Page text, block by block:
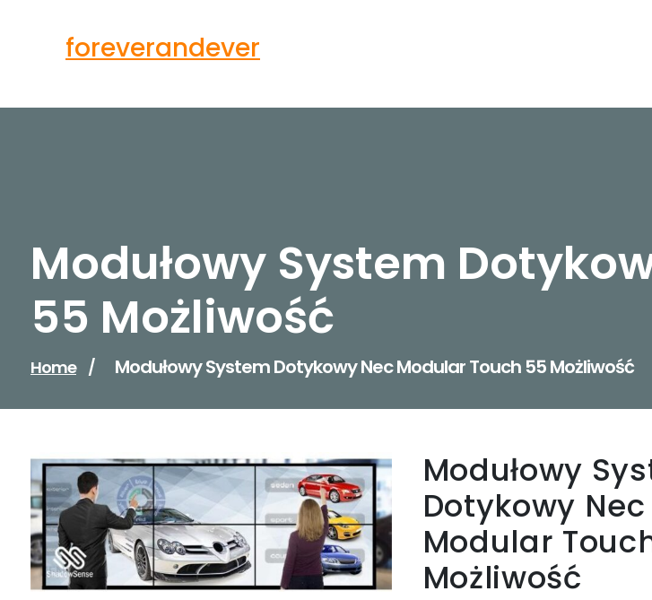
foreverandever
Modułowy System
55 Możliwość
Home / Modułowy System Dotykowy Nec Modular Touch 55 Możliwość
Modułowy
Dotykowy Nec
Modular
Możliwość